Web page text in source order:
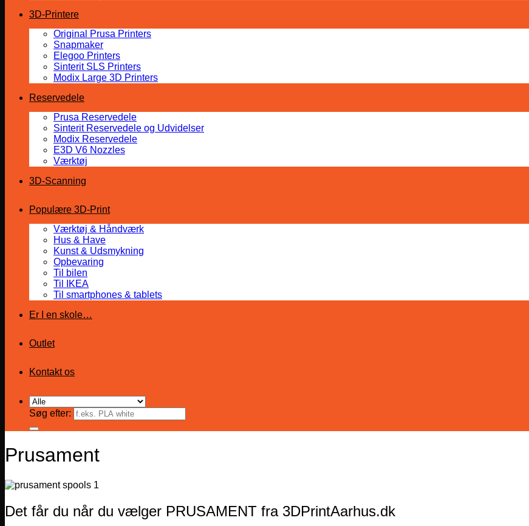
3D-Printere
Original Prusa Printers
Snapmaker
Elegoo Printers
Sinterit SLS Printers
Modix Large 3D Printers
Reservedele
Prusa Reservedele
Sinterit Reservedele og Udvidelser
Modix Reservedele
E3D V6 Nozzles
Værktøj
3D-Scanning
Populære 3D-Print
Værktøj & Håndværk
Hus & Have
Kunst & Udsmykning
Opbevaring
Til bilen
Til IKEA
Til smartphones & tablets
Er I en skole…
Outlet
Kontakt os
Søg efter:
Prusament
Det får du når du vælger PRUSAMENT fra 3DPrintAarhus.dk